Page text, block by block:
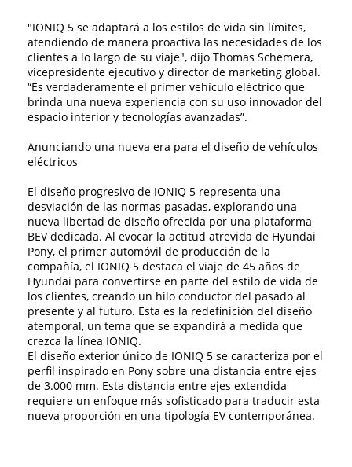
"IONIQ 5 se adaptará a los estilos de vida sin límites,
atendiendo de manera proactiva las necesidades de los
clientes a lo largo de su viaje", dijo Thomas Schemera,
vicepresidente ejecutivo y director de marketing global.
“Es verdaderamente el primer vehículo eléctrico que
brinda una nueva experiencia con su uso innovador del
espacio interior y tecnologías avanzadas”.
Anunciando una nueva era para el diseño de vehículos
eléctricos
El diseño progresivo de IONIQ 5 representa una
desviación de las normas pasadas, explorando una
nueva libertad de diseño ofrecida por una plataforma
BEV dedicada. Al evocar la actitud atrevida de Hyundai
Pony, el primer automóvil de producción de la
compañía, el IONIQ 5 destaca el viaje de 45 años de
Hyundai para convertirse en parte del estilo de vida de
los clientes, creando un hilo conductor del pasado al
presente y al futuro. Esta es la redefinición del diseño
atemporal, un tema que se expandirá a medida que
crezca la línea IONIQ.
El diseño exterior único de IONIQ 5 se caracteriza por el
perfil inspirado en Pony sobre una distancia entre ejes
de 3.000 mm. Esta distancia entre ejes extendida
requiere un enfoque más sofisticado para traducir esta
nueva proporción en una tipología EV contemporánea.